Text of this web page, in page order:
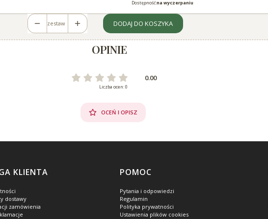
Dostępność:na wyczerpaniu
zestaw DODAJ DO KOSZYKA
OPINIE
0.00
Liczba ocen: 0
OCEŃ I OPISZ
KLIENTA
dostawy
zamówienia
POMOC
Pytania i odpowiedzi
Regulamin
Polityka prywatności
Ustawienia plików cookies